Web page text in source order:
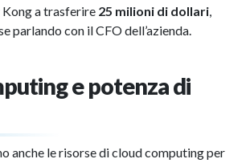
a trasferire 25 milioni di dollari,
parlando con il CFO dell’azienda.
e potenza di
anche le risorse di cloud computing per